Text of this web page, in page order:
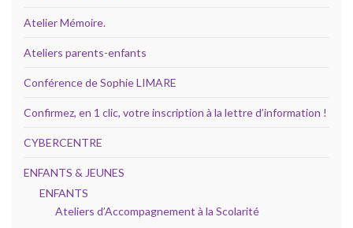
Atelier Mémoire.
Ateliers parents-enfants
Conférence de Sophie LIMARE
Confirmez, en 1 clic, votre inscription à la lettre d’information !
CYBERCENTRE
ENFANTS & JEUNES
ENFANTS
Ateliers d’Accompagnement à la Scolarité